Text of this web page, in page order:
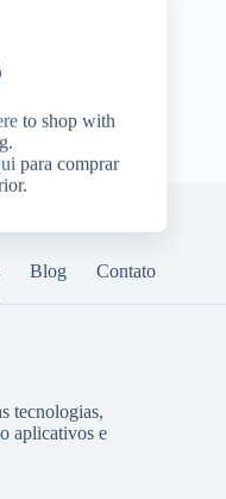
to shop with
para comprar
Blog
Contato
tecnologias,
aplicativos e